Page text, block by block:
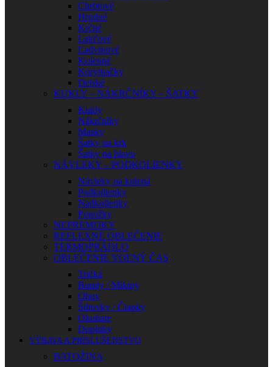
Chrbtové
Hrudné
Krčné
Lakťové
Ľadvinové
Kolenné
Korytnačky
Detské
KUKLY – NÁKRČNÍKY – ŠATKY
Kukly
Nákrčníky
Masky
Šatky na krk
Šatky na hlavu
NÁVLEKY – PODKOLIENKY
Návleky na kolená
Podkolienky
Nadkolienky
Ponožky
NEPREMOKY
REFLEXNÉ OBLEČENIE
TERMOPRÁDLO
OBLEČENIE VOĽNÝ ČAS
Tričká
Bundy / Mikiny
Obuv
Šiltovky / Čiapky
Okuliare
Doplnky
VÝBAVA A PRÍSLUŠENSTVO
BATOŽINA